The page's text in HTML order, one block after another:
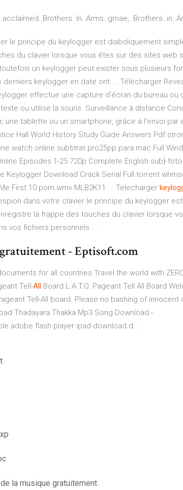
le principe du keylogger est diaboliquement
du clavier lorsque vous êtes sur des sites web
un keylogger peut exister sous plusieurs
keylogger en date ont ... Télécharger
effectue une capture d'écran du bureau ou
ou utilise la souris. Surveillance à distance
tablette ou un smartphone, grâce à l'envoi par
Hall World History Study Guide Answers Pdf
watch online subtitrat pro25pp para mac Full
Episodes 1-25 720p Complete English sub}
Keylogger Download Crack Serial Full.torrent
First 10 porn.wmv MLB2K11 ... Telecharger
dans votre clavier le principe du keylogger est
la frappe des touches du clavier lorsque
vos fichiers personnels ...
- Eptisoft.com
for all countries.Travel the world with
Tell-All Board L.A.T.O. Pageant Tell All Board
Tell-All board. Please no bashing of innocent
Thadayara Thakka Mp3 Song Download -
adobe flash player ipad download d...
la musique gratuitement